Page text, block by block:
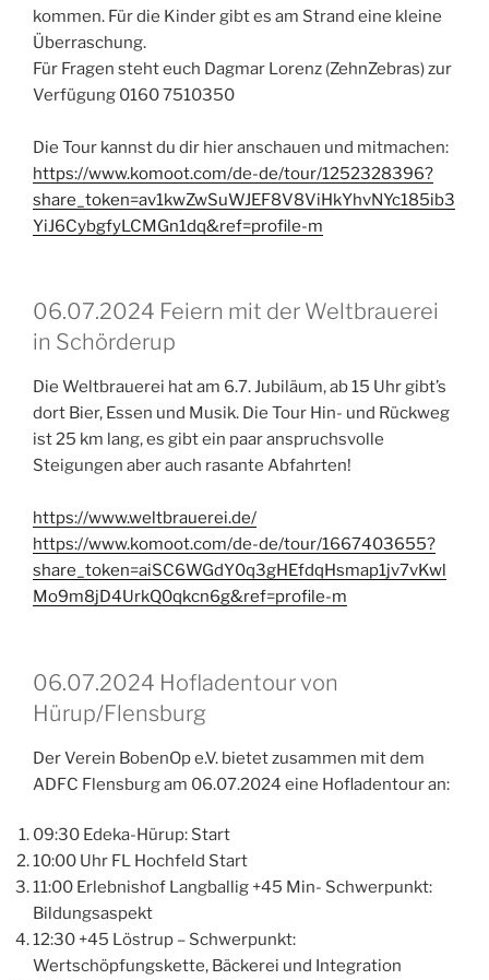
kommen. Für die Kinder gibt es am Strand eine kleine
Überraschung.
Für Fragen steht euch Dagmar Lorenz (ZehnZebras) zur
Verfügung 0160 7510350
Die Tour kannst du dir hier anschauen und mitmachen:
https://www.komoot.com/de-de/tour/1252328396?
share_token=av1kwZwSuWJEF8V8ViHkYhvNYc185ib3
YiJ6CybgfyLCMGn1dq&ref=profile-m
06.07.2024 Feiern mit der Weltbrauerei
in Schörderup
Die Weltbrauerei hat am 6.7. Jubiläum, ab 15 Uhr gibt’s
dort Bier, Essen und Musik. Die Tour Hin- und Rückweg
ist 25 km lang, es gibt ein paar anspruchsvolle
Steigungen aber auch rasante Abfahrten!
https://www.weltbrauerei.de/
https://www.komoot.com/de-de/tour/1667403655?
share_token=aiSC6WGdY0q3gHEfdqHsmap1jv7vKwl
Mo9m8jD4UrkQ0qkcn6g&ref=profile-m
06.07.2024 Hofladentour von
Hürup/Flensburg
Der Verein BobenOp e.V. bietet zusammen mit dem
ADFC Flensburg am 06.07.2024 eine Hofladentour an:
09:30 Edeka-Hürup: Start
10:00 Uhr FL Hochfeld Start
11:00 Erlebnishof Langballig +45 Min- Schwerpunkt:
Bildungsaspekt
12:30 +45 Löstrup – Schwerpunkt:
Wertschöpfungskette, Bäckerei und Integration